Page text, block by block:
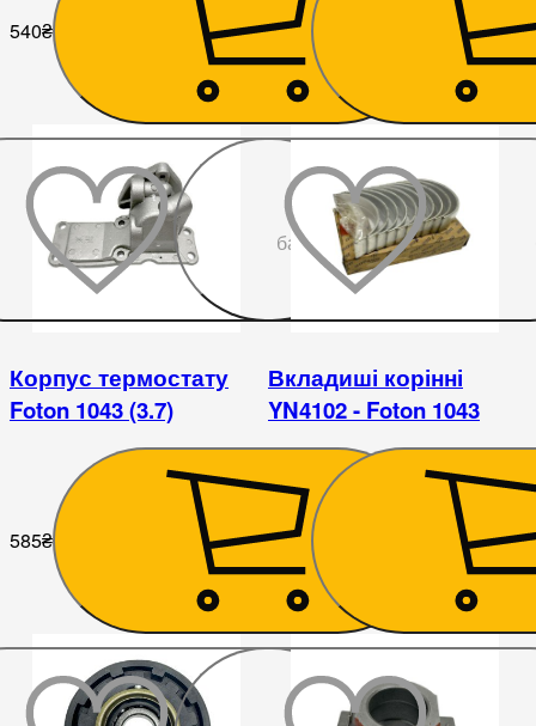
540₴ 585₴
бажаного
Корпус термостату
Foton 1043 (3.7)
585₴
Вкладиші корінні
YN4102 - Foton 1043
630₴